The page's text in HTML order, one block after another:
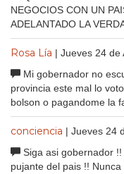
NEGOCIOS CON UN
ADELANTADO LA
Rosa Lía | Jueves 24 de
Mi gobernador no
provincia este mal lo
bolson o pagandome la
conciencia | Jueves 24
Siga asi gobernador
pujante del pais !!